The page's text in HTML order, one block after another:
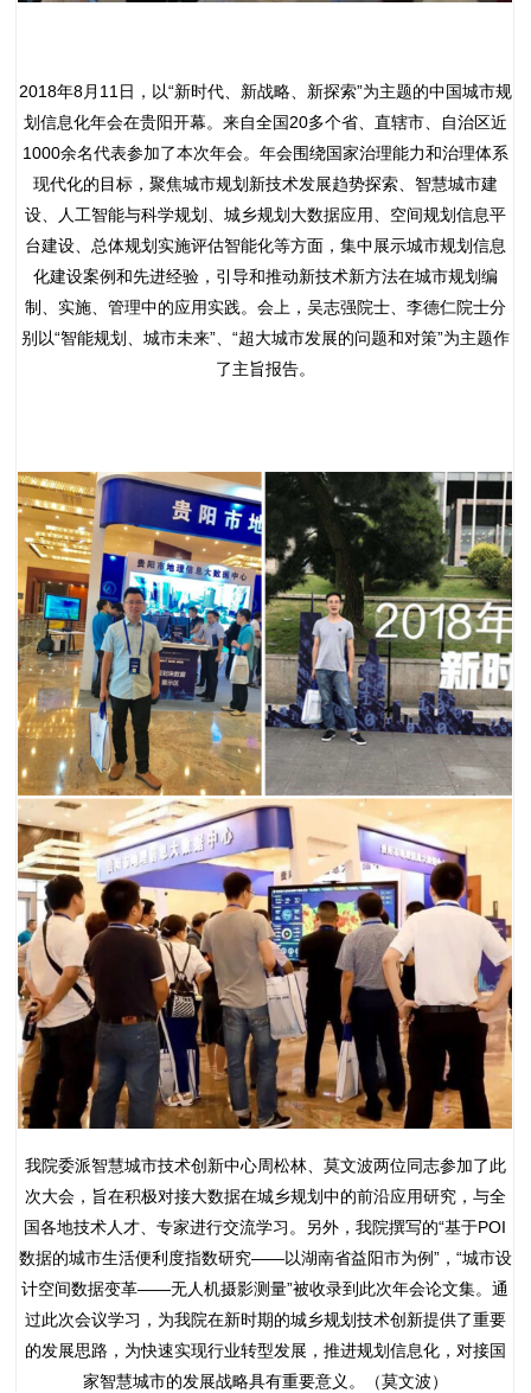
2018年8月11日，以“新时代、新战略、新探索”为主题的中国城市规
划信息化年会在贵阳开幕。来自全国20多个省、直辖市、自治区近
1000余名代表参加了本次年会。年会围绕国家治理能力和治理体系
现代化的目标，聚焦城市规划新技术发展趋势探索、智慧城市建
设、人工智能与科学规划、城乡规划大数据应用、空间规划信息平
台建设、总体规划实施评估智能化等方面，集中展示城市规划信息
化建设案例和先进经验，引导和推动新技术新方法在城市规划编
制、实施、管理中的应用实践。会上，吴志强院士、李德仁院士分
别以“智能规划、城市未来”、“超大城市发展的问题和对策”为主题作
了主旨报告。
我院委派智慧城市技术创新中心周松林、莫文波两位同志参加了此
次大会，旨在积极对接大数据在城乡规划中的前沿应用研究，与全
国各地技术人才、专家进行交流学习。另外，我院撰写的“基于POI
数据的城市生活便利度指数研究——以湖南省益阳市为例”，“城市设
计空间数据变革——无人机摄影测量”被收录到此次年会论文集。通
过此次会议学习，为我院在新时期的城乡规划技术创新提供了重要
的发展思路，为快速实现行业转型发展，推进规划信息化，对接国
家智慧城市的发展战略具有重要意义。（莫文波）